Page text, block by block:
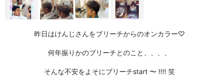
昨日はけんじさんをブリーチからのオンカラー♡
何年振りかのブリーチとのこと、、、、
そんな不安をよそにブリーチstart 〜 !!!! 笑